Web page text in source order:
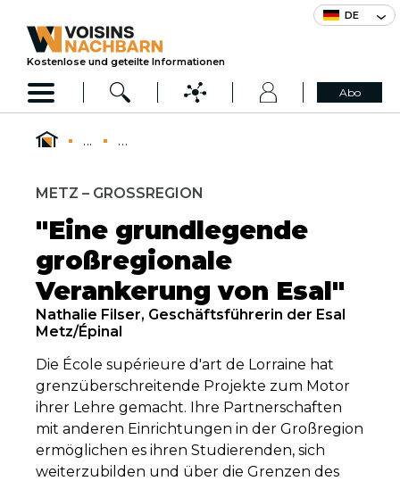
DE
Kostenlose und geteilte Informationen
Abo
... ...
METZ – GROSSREGION
"Eine grundlegende
großregionale
Verankerung von Esal"
Nathalie Filser, Geschäftsführerin der Esal
Metz/Épinal
Die École supérieure d'art de Lorraine hat
grenzüberschreitende Projekte zum Motor
ihrer Lehre gemacht. Ihre Partnerschaften
mit anderen Einrichtungen in der Großregion
ermöglichen es ihren Studierenden, sich
weiterzubilden und über die Grenzen des